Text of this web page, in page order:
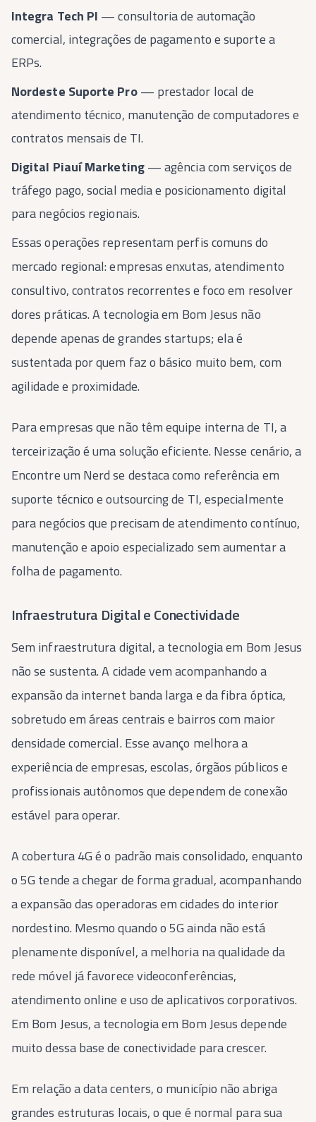
Integra Tech PI — consultoria de automação
comercial, integrações de pagamento e suporte a
ERPs.
Nordeste Suporte Pro— prestador local de
atendimento técnico, manutenção de computadores e
contratos mensais de TI.
Digital Piauí Marketing— agência com serviços de
tráfego pago, social media e posicionamento digital
para negócios regionais.
Essas operações representam perfis comuns do
mercado regional: empresas enxutas, atendimento
consultivo, contratos recorrentes e foco em resolver
dores práticas. A tecnologia em Bom Jesus não
depende apenas de grandes startups; ela é
sustentada por quem faz o básico muito bem, com
agilidade e proximidade.
Para empresas que não têm equipe interna de TI, a
terceirização é uma solução eficiente. Nesse cenário, a
Encontre um Nerd se destaca como referência em
suporte técnico e outsourcing de TI, especialmente
para negócios que precisam de atendimento contínuo,
manutenção e apoio especializado sem aumentar a
folha de pagamento.
Infraestrutura Digital e Conectividade
Sem infraestrutura digital, a tecnologia em Bom Jesus
não se sustenta. A cidade vem acompanhando a
expansão da internet banda larga e da fibra óptica,
sobretudo em áreas centrais e bairros com maior
densidade comercial. Esse avanço melhora a
experiência de empresas, escolas, órgãos públicos e
profissionais autônomos que dependem de conexão
estável para operar.
A cobertura 4G é o padrão mais consolidado, enquanto
o 5G tende a chegar de forma gradual, acompanhando
a expansão das operadoras em cidades do interior
nordestino. Mesmo quando o 5G ainda não está
plenamente disponível, a melhoria na qualidade da
rede móvel já favorece videoconferências,
atendimento online e uso de aplicativos corporativos.
Em Bom Jesus, a tecnologia em Bom Jesus depende
muito dessa base de conectividade para crescer.
Em relação a data centers, o município não abriga
grandes estruturas locais, o que é normal para sua